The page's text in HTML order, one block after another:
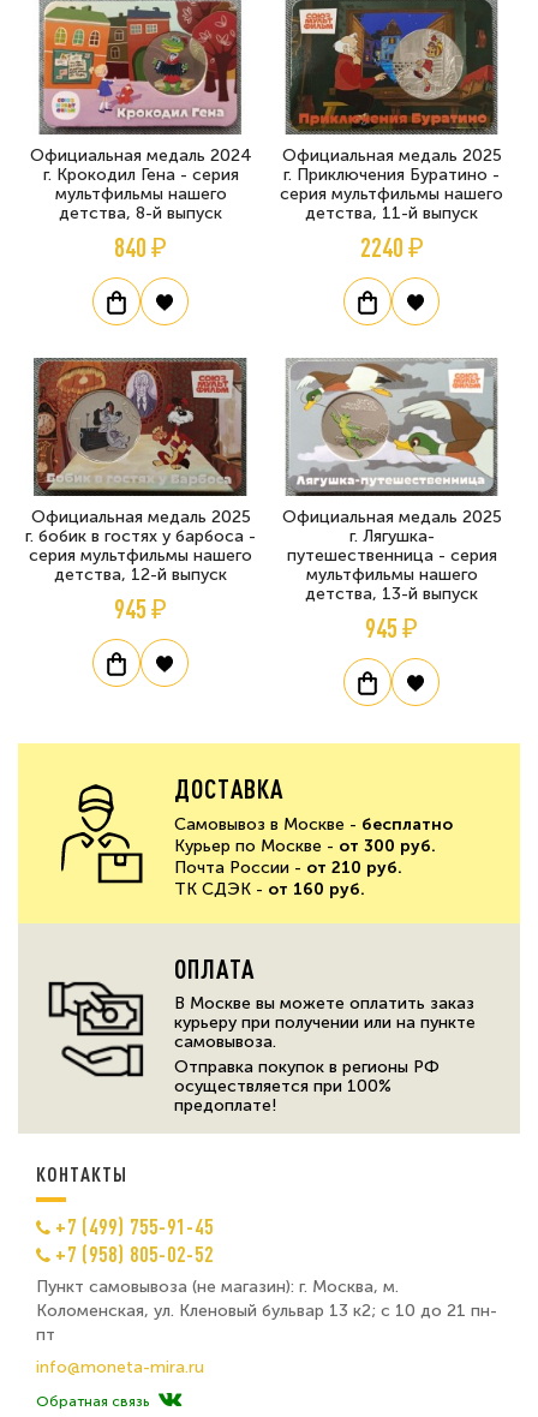
Официальная медаль 2024
г. Крокодил Гена - серия
мультфильмы нашего
детства, 8-й выпуск
840 ₽
Официальная медаль 2025
г. Приключения Буратино -
серия мультфильмы нашего
детства, 11-й выпуск
2240 ₽
Официальная медаль 2025
г. бобик в гостях у барбоса -
серия мультфильмы нашего
детства, 12-й выпуск
945 ₽
Официальная медаль 2025
г. Лягушка-
путешественница - серия
мультфильмы нашего
детства, 13-й выпуск
945 ₽
ДОСТАВКА
Самовывоз в Москве - бесплатно
Курьер по Москве - от 300 руб.
Почта России - от 210 руб.
ТК СДЭК - от 160 руб.
ОПЛАТА
В Москве вы можете оплатить заказ
курьеру при получении или на пункте
самовывоза.
Отправка покупок в регионы РФ
осуществляется при 100%
предоплате!
КОНТАКТЫ
+7 (499) 755-91-45
+7 (958) 805-02-52
Пункт самовывоза (не магазин): г. Москва, м.
Коломенская, ул. Кленовый бульвар 13 к2; с 10 до 21 пн-
пт
info@moneta-mira.ru
Обратная связь